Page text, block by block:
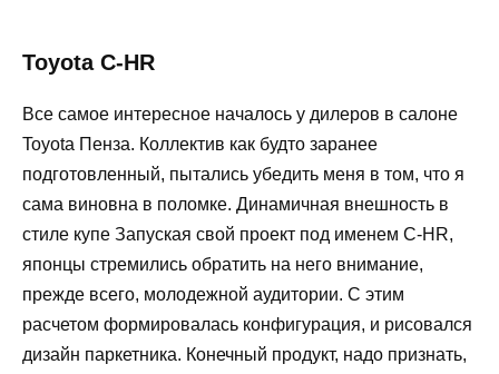
Toyota C-HR
Все самое интересное началось у дилеров в салоне
Toyota Пенза. Коллектив как будто заранее
подготовленный, пытались убедить меня в том, что я
сама виновна в поломке. Динамичная внешность в
стиле купе Запуская свой проект под именем C-HR,
японцы стремились обратить на него внимание,
прежде всего, молодежной аудитории. С этим
расчетом формировалась конфигурация, и рисовался
дизайн паркетника. Конечный продукт, надо признать,